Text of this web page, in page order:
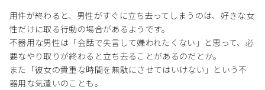
用件が終わると、男性がすぐに立ち去ってしまうのは、好きな女
性だけに取る行動の場合があるようです。
不器用な男性は「会話で失言して嫌われたくない」と思って、必
要なやり取りが終わると立ち去ることがあるのだとか。
また「彼女の貴重な時間を無駄にさせてはいけない」という不
器用な気遣いのことも。